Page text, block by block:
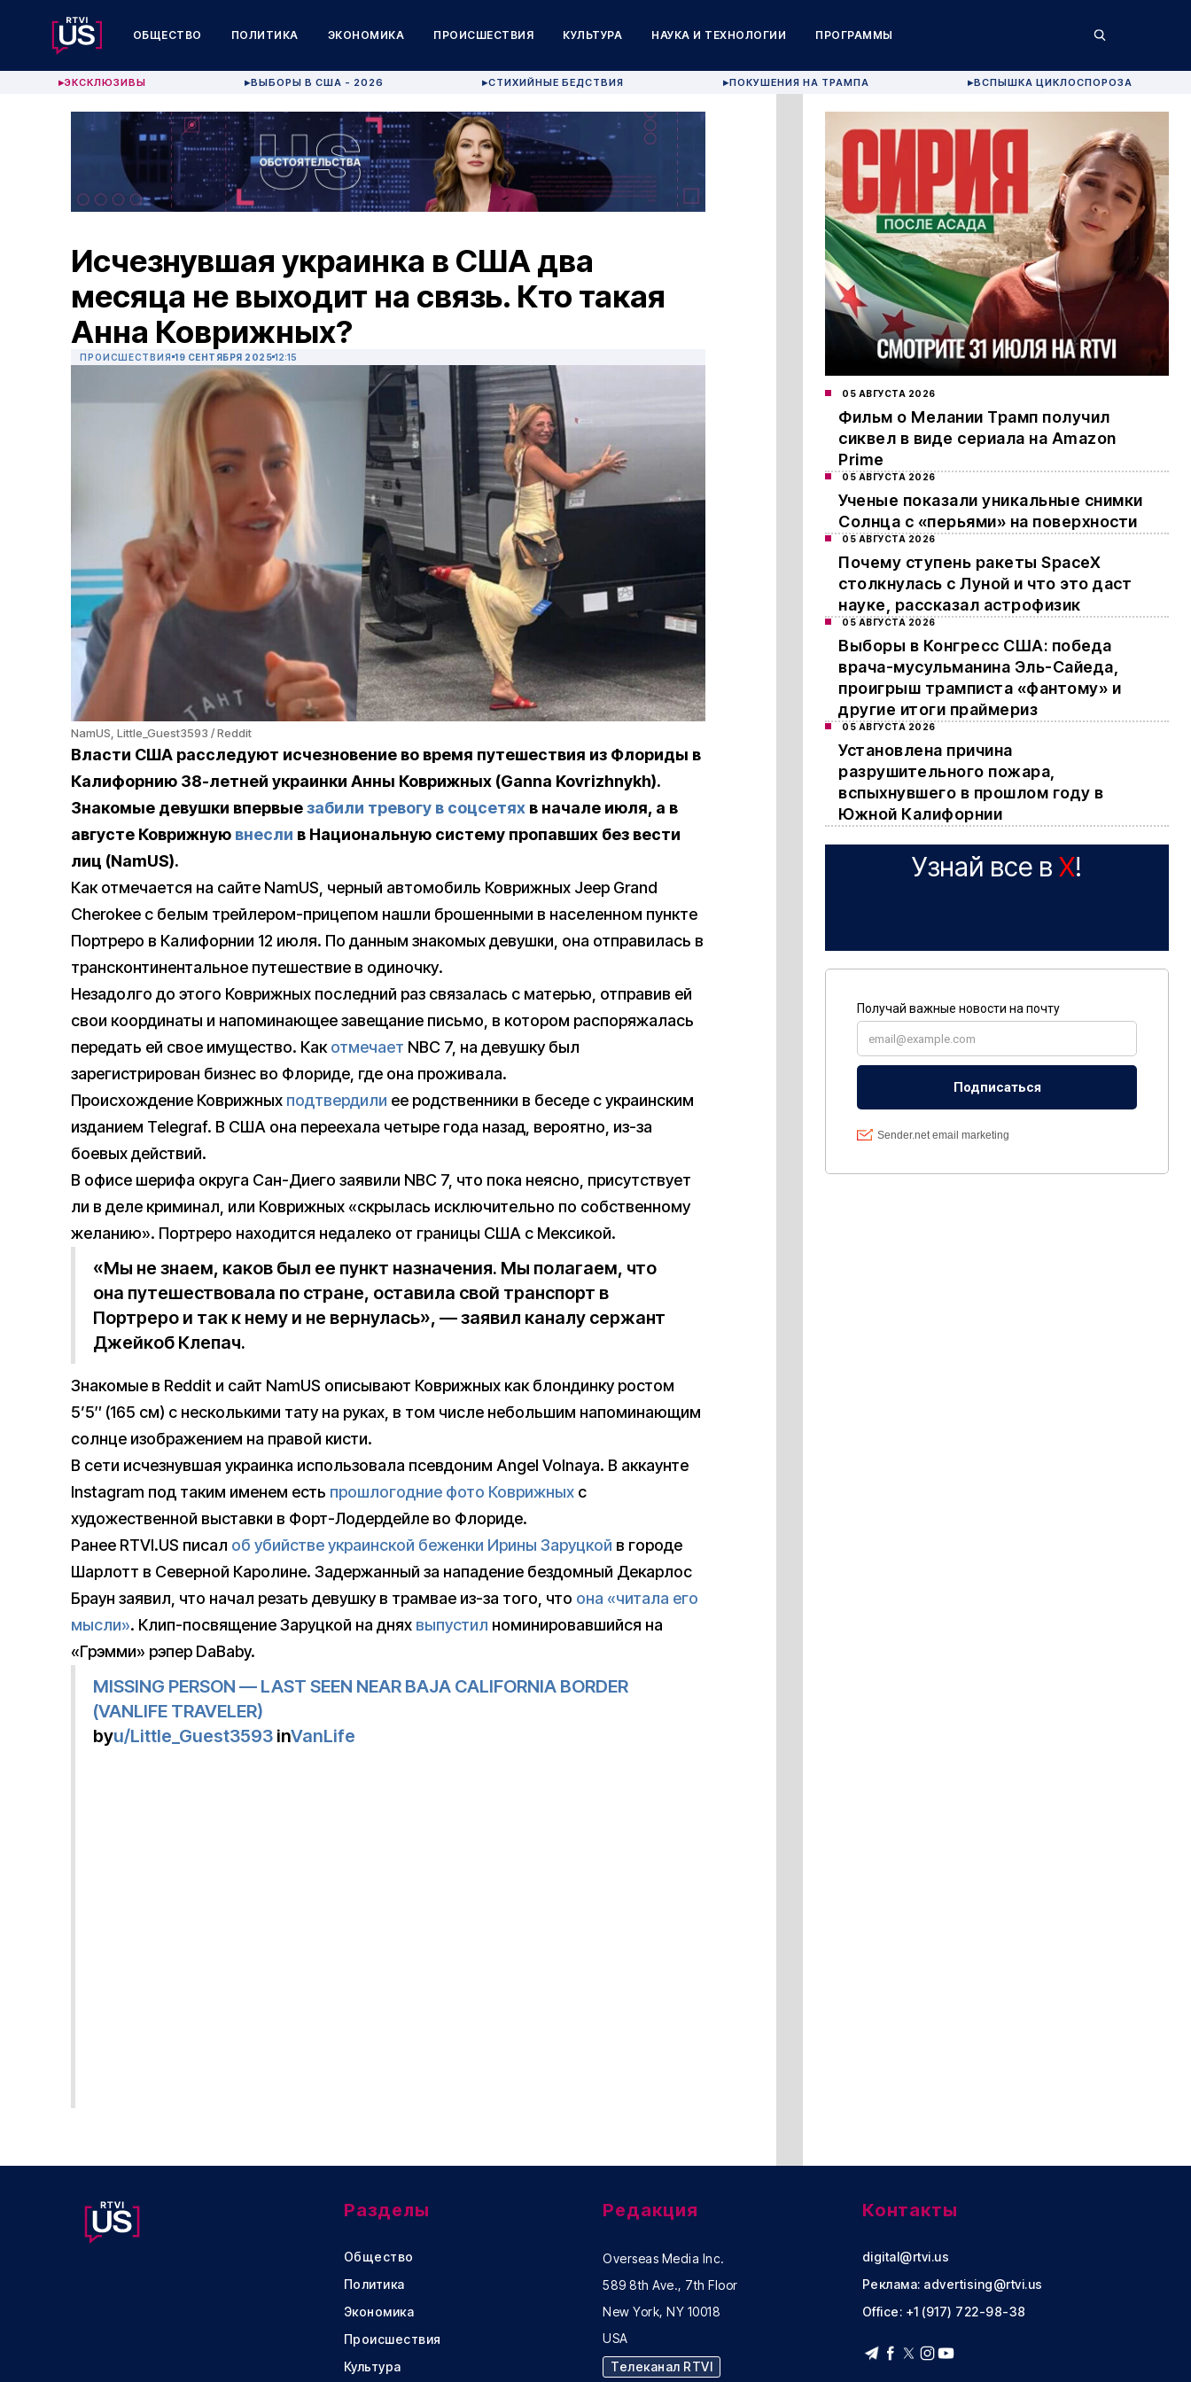
ОБЩЕСТВО ПОЛИТИКА ЭКОНОМИКА ПРОИСШЕСТВИЯ КУЛЬТУРА НАУКА И ТЕХНОЛОГИИ ПРОГРАММЫ
▶ЭКСКЛЮЗИВЫ ▶ВЫБОРЫ В США - 2026 ▶СТИХИЙНЫЕ БЕДСТВИЯ ▶ПОКУШЕНИЯ НА ТРАМПА ▶ВСПЫШКА ЦИКЛОСПОРОЗА
Исчезнувшая украинка в США два
месяца не выходит на связь. Кто такая
Анна Коврижных?
ПРОИСШЕСТВИЯ 19 СЕНТЯБРЯ 2025 12:15
NamUS, Little_Guest3593 / Reddit
Власти США расследуют исчезновение во время путешествия из Флориды в
Калифорнию 38-летней украинки Анны Коврижных (Ganna Kovrizhnykh).
Знакомые девушки впервыезабили тревогу в соцсетях в начале июля, а в
августе Коврижную внесли в Национальную систему пропавших без вести
лиц (NamUS).
Как отмечается на сайте NamUS, черный автомобиль Коврижных Jeep Grand
Cherokee с белым трейлером-прицепом нашли брошенными в населенном пункте
Портреро в Калифорнии 12 июля. По данным знакомых девушки, она отправилась в
трансконтинентальное путешествие в одиночку.
Незадолго до этого Коврижных последний раз связалась с матерью, отправив ей
свои координаты и напоминающее завещание письмо, в котором распоряжалась
передать ей свое имущество. Какотмечает NBC 7, на девушку был
зарегистрирован бизнес во Флориде, где она проживала.
Происхождение Коврижных подтвердили ее родственники в беседе с украинским
изданием Telegraf. В США она переехала четыре года назад, вероятно, из-за
боевых действий.
В офисе шерифа округа Сан-Диего заявили NBC 7, что пока неясно, присутствует
ли в деле криминал, или Коврижных «скрылась исключительно по собственному
желанию». Портреро находится недалеко от границы США с Мексикой.
«Мы не знаем, каков был ее пункт назначения. Мы полагаем, что
она путешествовала по стране, оставила свой транспорт в
Портреро и так к нему и не вернулась», — заявил каналу сержант
Джейкоб Клепач.
Знакомые в Reddit и сайт NamUS описывают Коврижных как блондинку ростом
5’5″ (165 см) с несколькими тату на руках, в том числе небольшим напоминающим
солнце изображением на правой кисти.
В сети исчезнувшая украинка использовала псевдоним Angel Volnaya. В аккаунте
Instagram под таким именем есть прошлогодние фото Коврижных с
художественной выставки в Форт-Лодердейле во Флориде.
Ранее RTVI.US писал об убийстве украинской беженки Ирины Заруцкой в городе
Шарлотт в Северной Каролине. Задержанный за нападение бездомный Декарлос
Браун заявил, что начал резать девушку в трамвае из-за того, что она «читала его
мысли». Клип-посвящение Заруцкой на днях выпустил номинировавшийся на
«Грэмми» рэпер DaBaby.
MISSING PERSON — LAST SEEN NEAR BAJA CALIFORNIA BORDER
(VANLIFE TRAVELER)
byu/Little_Guest3593 inVanLife
05 АВГУСТА 2026
Фильм о Мелании Трамп получил
сиквел в виде сериала на Amazon
Prime
05 АВГУСТА 2026
Ученые показали уникальные снимки
Солнца с «перьями» на поверхности
05 АВГУСТА 2026
Почему ступень ракеты SpaceX
столкнулась с Луной и что это даст
науке, рассказал астрофизик
05 АВГУСТА 2026
Выборы в Конгресс США: победа
врача-мусульманина Эль-Сайеда,
проигрыш трамписта «фантому» и
другие итоги праймериз
05 АВГУСТА 2026
Установлена причина
разрушительного пожара,
вспыхнувшего в прошлом году в
Южной Калифорнии
Узнай все в X!
Разделы
Общество
Политика
Экономика
Происшествия
Культура
Редакция
Overseas Media Inc.
589 8th Ave., 7th Floor
New York, NY 10018
USA
Телеканал RTVI
Контакты
digital@rtvi.us
Реклама: advertising@rtvi.us
Office: +1 (917) 722-98-38